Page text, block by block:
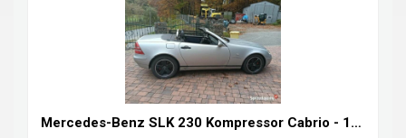
Mercedes-Benz SLK 230 Kompressor Cabrio - 1998r ka...